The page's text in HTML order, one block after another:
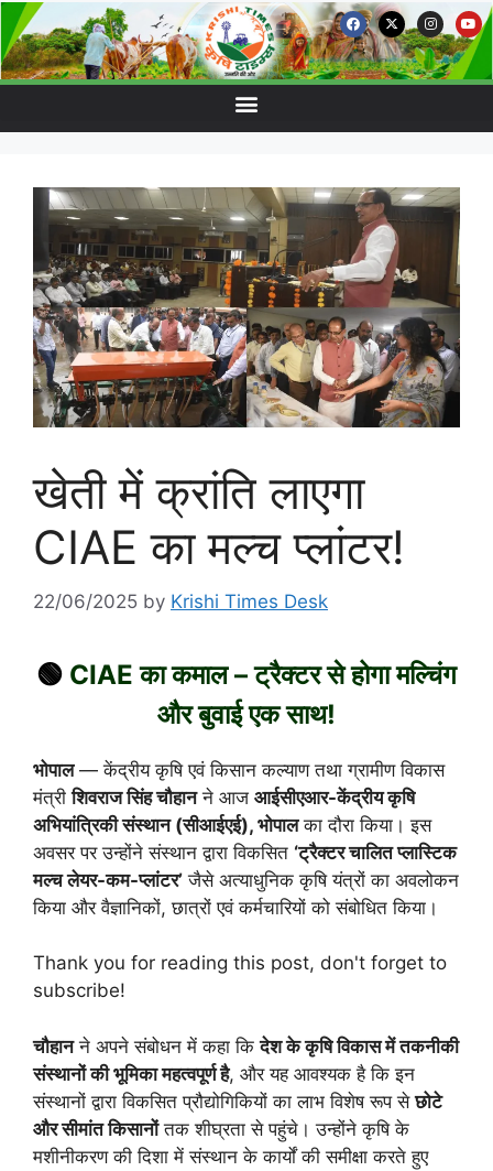
खेती में क्रांति लाएगा
CIAE का मल्च प्लांटर!
22/06/2025 by Krishi Times Desk
🟢 CIAE का कमाल – ट्रैक्टर से होगा मल्चिंग
और बुवाई एक साथ!
भोपाल— केंद्रीय कृषि एवं किसान कल्याण तथा ग्रामीण विकास
मंत्रीशिवराज सिंह चौहानने आज आईसीएआर-केंद्रीय कृषि
अभियांत्रिकी संस्थान (सीआईएई), भोपालका दौरा किया। इस
अवसर पर उन्होंने संस्थान द्वारा विकसित ‘ट्रैक्टर चालित प्लास्टिक
मल्च लेयर-कम-प्लांटर’ जैसे अत्याधुनिक कृषि यंत्रों का अवलोकन
किया और वैज्ञानिकों, छात्रों एवं कर्मचारियों को संबोधित किया।
Thank you for reading this post, don't forget to
subscribe!
चौहानने अपने संबोधन में कहा किदेश के कृषि विकास में तकनीकी
संस्थानों की भूमिका महत्वपूर्ण है, और यह आवश्यक है कि इन
संस्थानों द्वारा विकसित प्रौद्योगिकियों का लाभ विशेष रूप सेछोटे
और सीमांत किसानोंतक शीघ्रता से पहुंचे। उन्होंने कृषि के
मशीनीकरण की दिशा में संस्थान के कार्यों की समीक्षा करते हुए